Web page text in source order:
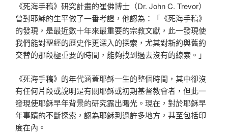
《死海手稿》研究計畫的崔佛博士（Dr. John C. Trevor）
曾對耶穌的生平做了一番考證，他認為：「《死海手稿》
的發現，是最近數十年來最重要的宗教文獻，此一發現使
我們能對聖經的歷史作更深入的探索，尤其對新約與舊約
交替的那段極重要的時間，能夠找到過去沒有的線索。」
《死海手稿》的年代涵蓋耶穌一生的整個時間，其中卻沒
有任何片段或說明是有關耶穌或初期基督教會者，但此一
發現使耶穌早年背景的研究露出曙光。現在，對於耶穌早
年事蹟的不斷探索，認為耶穌到過許多地方，甚至包括印
度在內。